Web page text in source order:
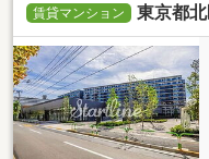
賃貸マンション 東京都